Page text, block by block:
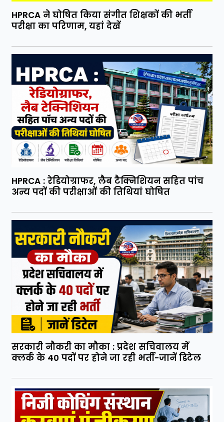
HPRCA ने घोषित किया संगीत शिक्षकों की भर्ती
परीक्षा का परिणाम, यहां देखें
HPRCA : रेडियोग्राफर, लैब टैक्निशियन सहित पांच
अन्य पदों की परीक्षाओं की तिथियां घोषित
सरकारी नौकरी का मौका : प्रदेश सचिवालय में
क्लर्क के 40 पदों पर होने जा रही भर्ती-जानें डिटेल